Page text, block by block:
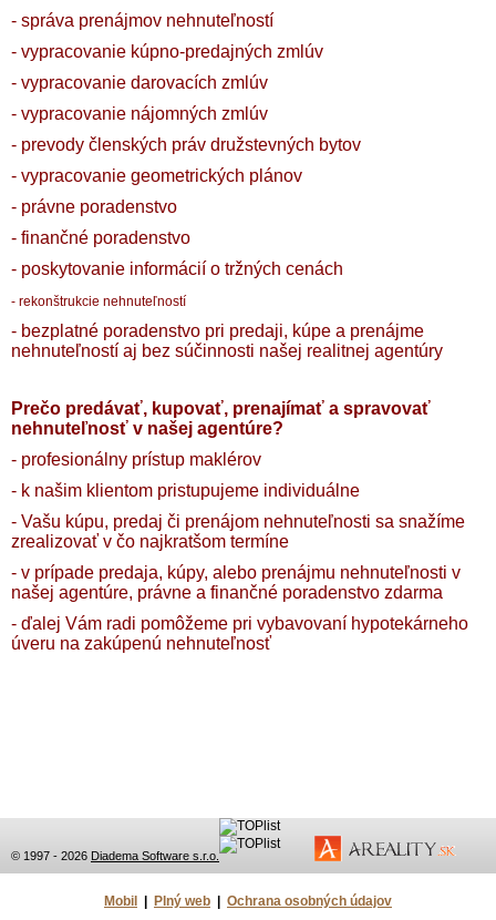
- správa prenájmov nehnuteľností
- vypracovanie kúpno-predajných zmlúv
- vypracovanie darovacích zmlúv
- vypracovanie nájomných zmlúv
- prevody členských práv družstevných bytov
- vypracovanie geometrických plánov
- právne poradenstvo
- finančné poradenstvo
- poskytovanie informácií o tržných cenách
- rekonštrukcie nehnuteľností
- bezplatné poradenstvo pri predaji, kúpe a prenájme
nehnuteľností aj bez súčinnosti našej realitnej agentúry
Prečo predávať, kupovať, prenajímať a spravovať
nehnuteľnosť v našej agentúre?
- profesionálny prístup maklérov
- k našim klientom pristupujeme individuálne
- Vašu kúpu, predaj či prenájom nehnuteľnosti sa snažíme
zrealizovať v čo najkratšom termíne
- v prípade predaja, kúpy, alebo prenájmu nehnuteľnosti v
našej agentúre, právne a finančné poradenstvo zdarma
- ďalej Vám radi pomôžeme pri vybavovaní hypotekárneho
úveru na zakúpenú nehnuteľnosť
© 1997 - 2026 Diadema Software s.r.o.
Mobil Plný web Ochrana osobných údajov